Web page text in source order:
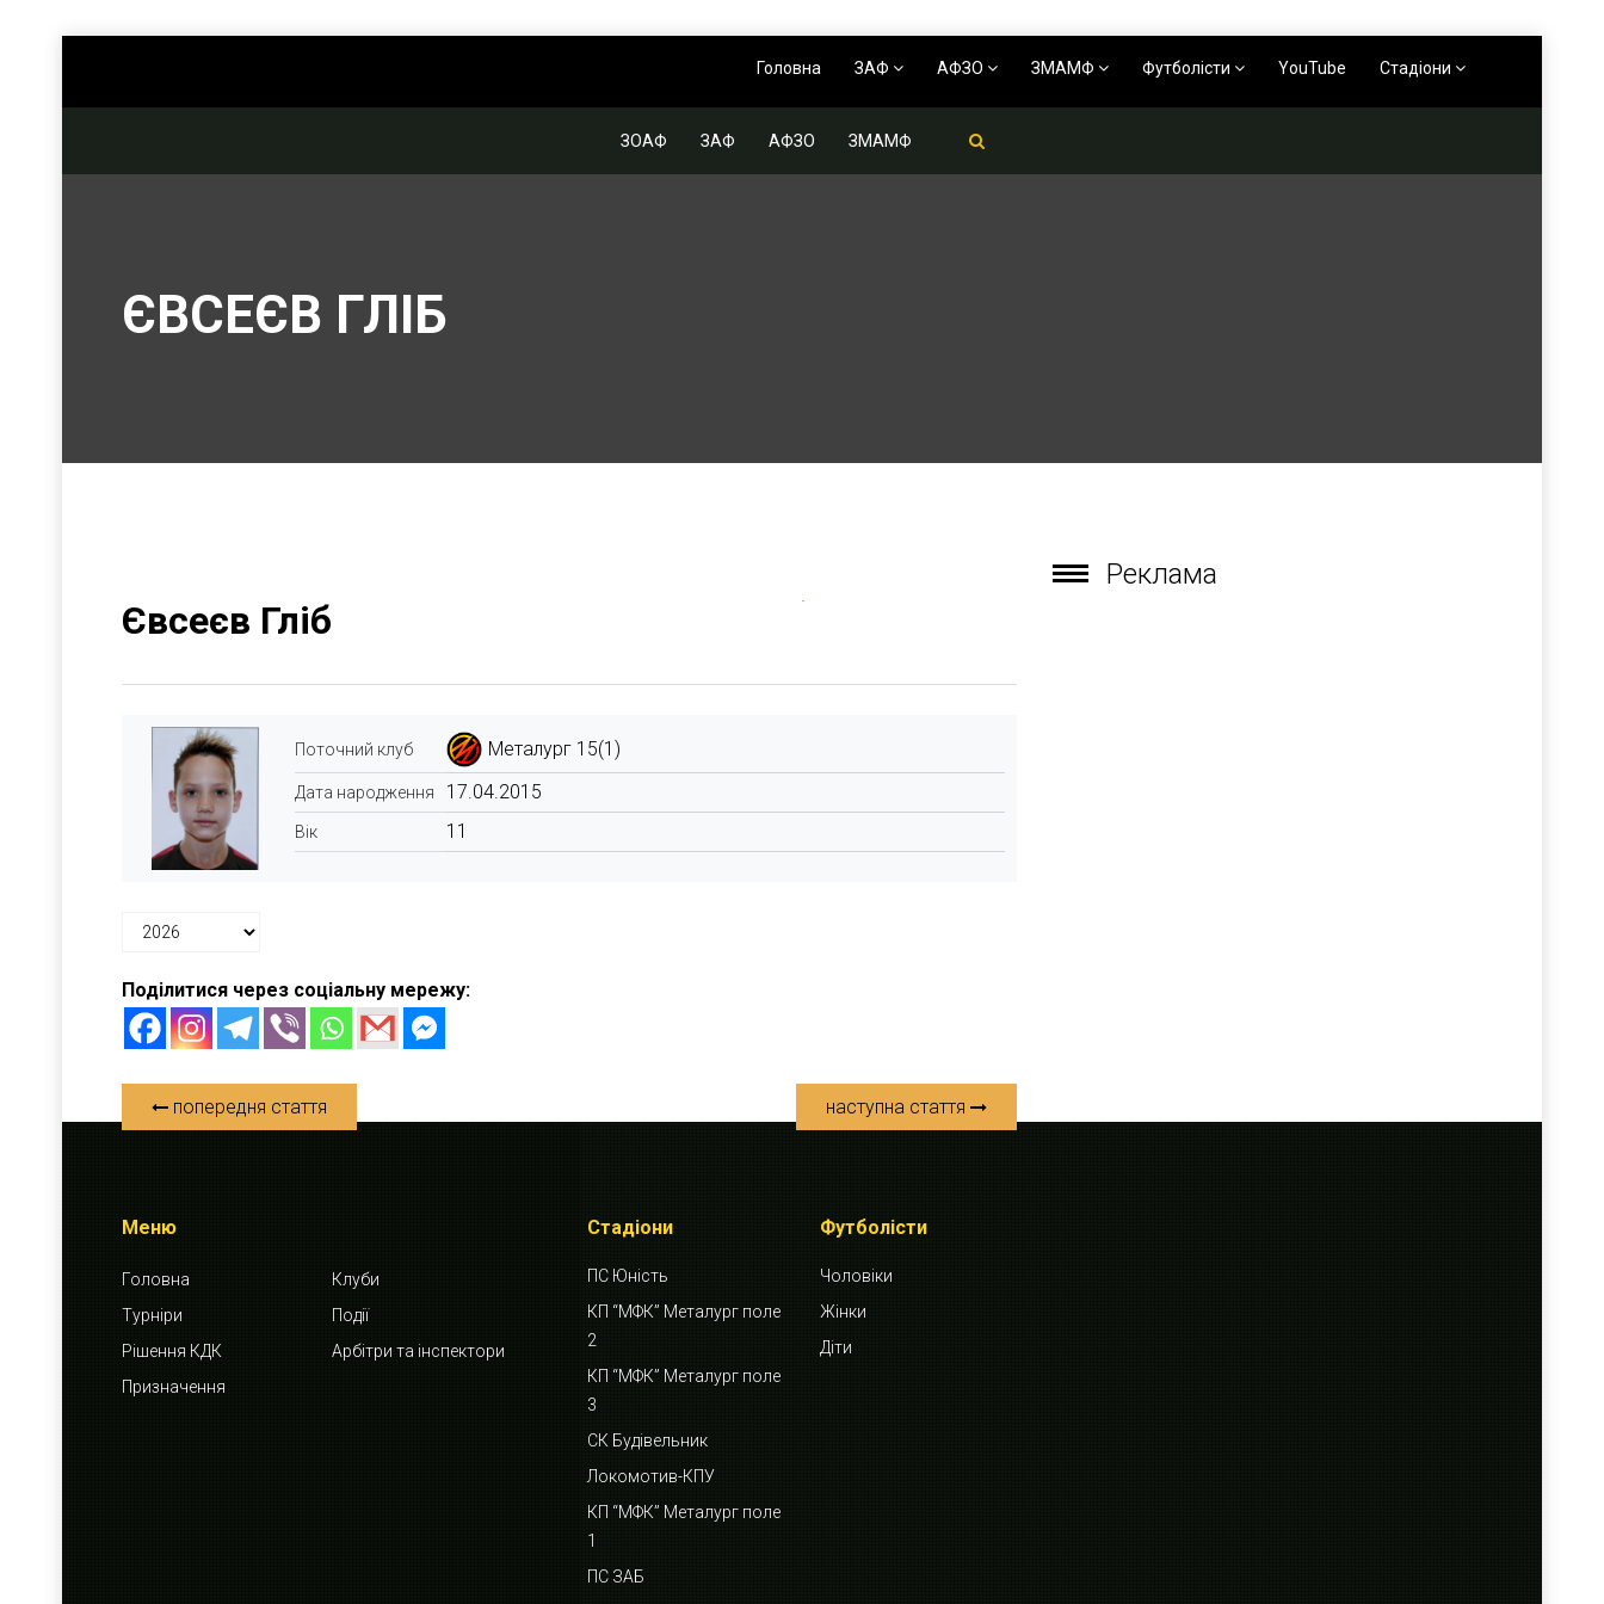
Головна ЗАФ АФЗО ЗМАМФ Футболісти YouTube Стадіони
ЗОАФ ЗАФ АФЗО ЗМАМФ
ЄВСЕЄВ ГЛІБ
Євсеєв Гліб
Поточний клуб Металург 15(1)
Дата народження 17.04.2015
Вік 11
Поділитися через соціальну мережу:
попередня стаття наступна стаття
Реклама
Меню
Головна
Клуби
Турніри
Події
Рішення КДК
Арбітри та інспектори
Призначення
Стадіони
ПС Юність
КП “МФК” Металург поле
2
КП “МФК” Металург поле
3
СК Будівельник
Локомотив-КПУ
КП “МФК” Металург поле
1
ПС ЗАБ
Футболісти
Чоловіки
Жінки
Діти